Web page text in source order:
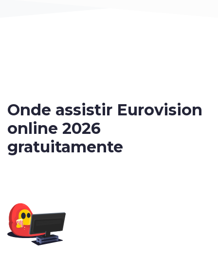
Onde assistir Eurovision
online 2026
gratuitamente